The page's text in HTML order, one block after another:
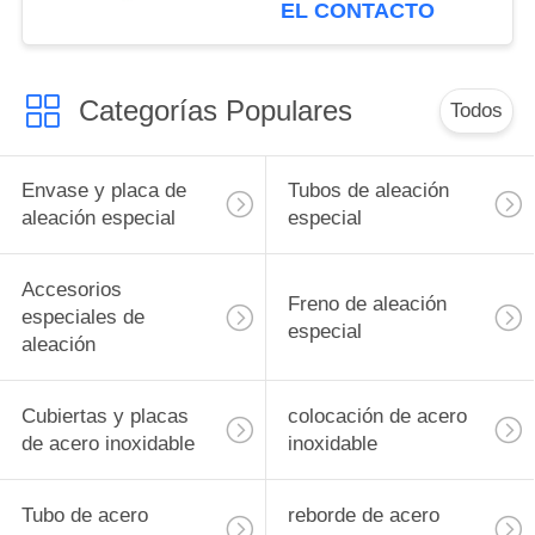
EL CONTACTO
Categorías Populares Todos
Envase y placa de
aleación especial
Tubos de aleación
especial
Accesorios
especiales de
aleación
Freno de aleación
especial
Cubiertas y placas
de acero inoxidable
colocación de acero
inoxidable
Tubo de acero
reborde de acero